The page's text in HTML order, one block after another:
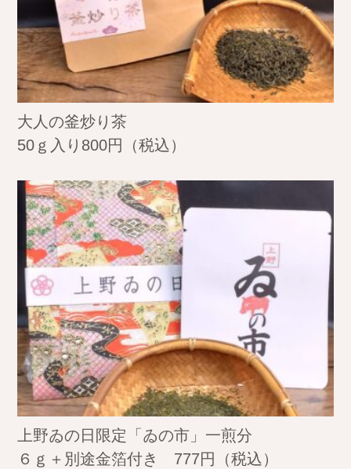
大人の釜炒り茶
50ｇ入り800円（税込）
上野ゐの日限定「ゐの市」一煎分
６ｇ＋別途金箔付き 777円（税込）